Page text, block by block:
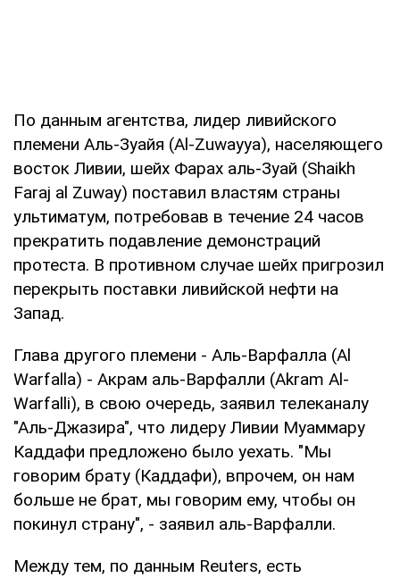
По данным агентства, лидер ливийского
племени Аль-Зуайя (Al-Zuwayya), населяющего
восток Ливии, шейх Фарах аль-Зуай (Shaikh
Faraj al Zuway) поставил властям страны
ультиматум, потребовав в течение 24 часов
прекратить подавление демонстраций
протеста. В противном случае шейх пригрозил
перекрыть поставки ливийской нефти на
Запад.
Глава другого племени - Аль-Варфалла (Al
Warfalla) - Акрам аль-Варфалли (Akram Al-
Warfalli), в свою очередь, заявил телеканалу
"Аль-Джазира", что лидеру Ливии Муаммару
Каддафи предложено было уехать. "Мы
говорим брату (Каддафи), впрочем, он нам
больше не брат, мы говорим ему, чтобы он
покинул страну", - заявил аль-Варфалли.
Между тем, по данным Reuters, есть